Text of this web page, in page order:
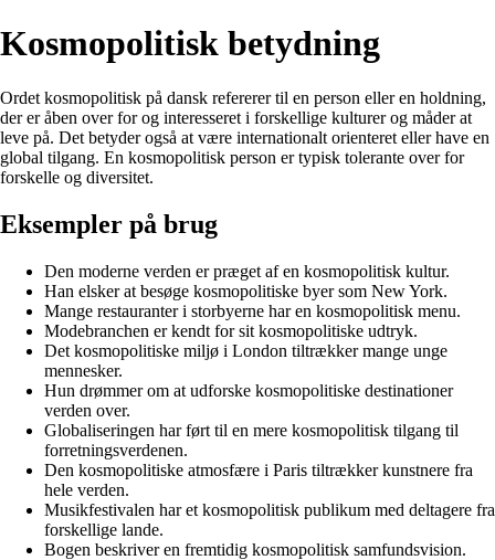
Kosmopolitisk betydning
Ordet kosmopolitisk på dansk refererer til en person eller en holdning,
der er åben over for og interesseret i forskellige kulturer og måder at
leve på. Det betyder også at være internationalt orienteret eller have en
global tilgang. En kosmopolitisk person er typisk tolerante over for
forskelle og diversitet.
Eksempler på brug
Den moderne verden er præget af en kosmopolitisk kultur.
Han elsker at besøge kosmopolitiske byer som New York.
Mange restauranter i storbyerne har en kosmopolitisk menu.
Modebranchen er kendt for sit kosmopolitiske udtryk.
Det kosmopolitiske miljø i London tiltrækker mange unge
mennesker.
Hun drømmer om at udforske kosmopolitiske destinationer
verden over.
Globaliseringen har ført til en mere kosmopolitisk tilgang til
forretningsverdenen.
Den kosmopolitiske atmosfære i Paris tiltrækker kunstnere fra
hele verden.
Musikfestivalen har et kosmopolitisk publikum med deltagere fra
forskellige lande.
Bogen beskriver en fremtidig kosmopolitisk samfundsvision.